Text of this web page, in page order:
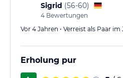
Sigrid (56-60)
4 Bewertungen
Vor 4 Jahren • Verreist als Paar im
Erholung pur